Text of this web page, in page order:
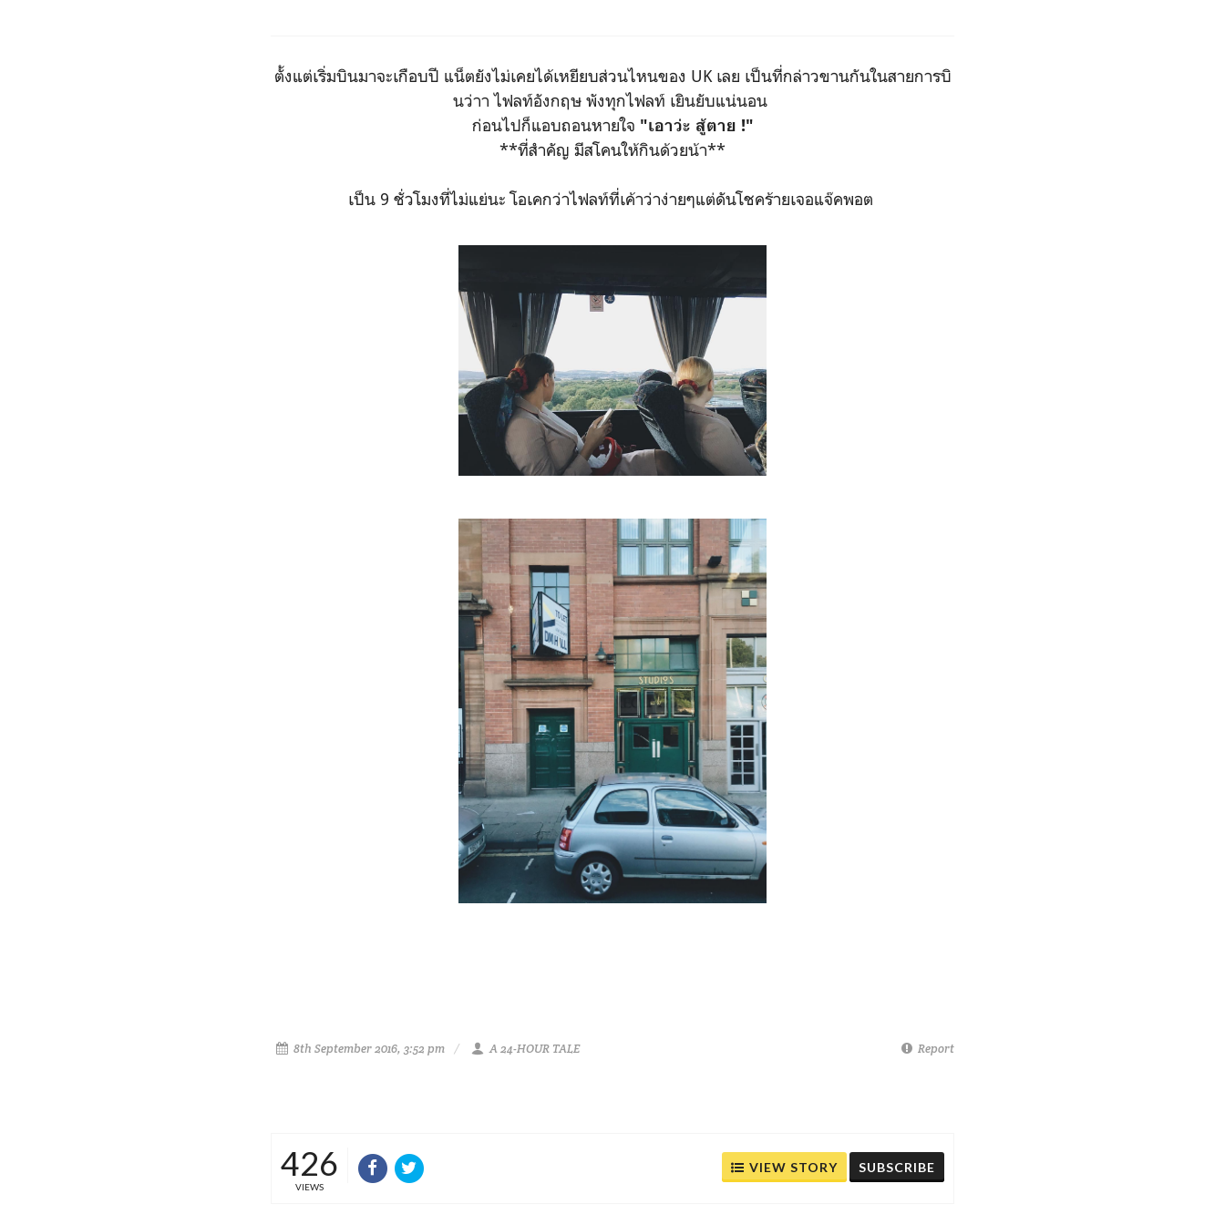
ตั้งแต่เริ่มบินมาจะเกือบปี แน็ตยังไม่เคยได้เหยียบส่วนไหนของ UK เลย เป็นที่กล่าวขานกันในสายการบิ
นว่าา ไฟลท์อังกฤษ พังทุกไฟลท์ เยินยับแน่นอน
ก่อนไปก็แอบถอนหายใจ "เอาว่ะ สู้ตาย !"
**ที่สำคัญ มีสโคนให้กินด้วยน้า**
เป็น 9 ชั่วโมงที่ไม่แย่นะ โอเคกว่าไฟลท์ที่เค้าว่าง่ายๆแต่ดันโชคร้ายเจอแจ๊คพอต
8th September 2016, 3:52 pm A 24-HOUR TALE Report
426
VIEWS
VIEW STORY SUBSCRIBE